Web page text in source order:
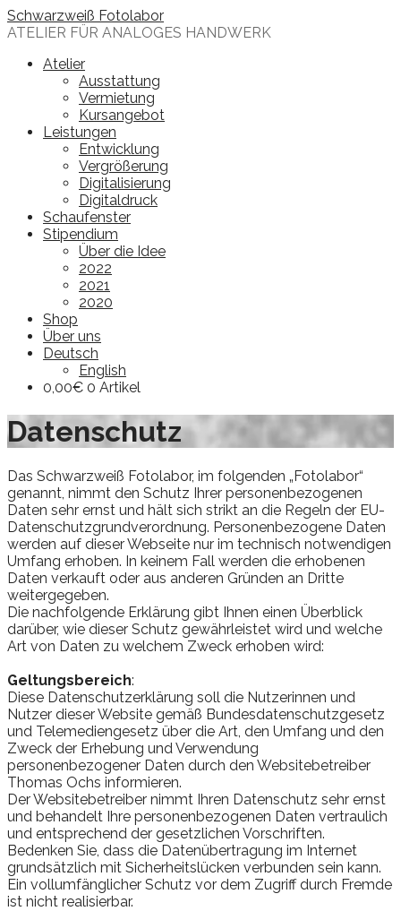
Skip
to
Schwarzweiß Fotolabor
ATELIER FÜR ANALOGES HANDWERK
Atelier
Ausstattung
Vermietung
Kursangebot
Leistungen
Entwicklung
Vergrößerung
Digitalisierung
Digitaldruck
Schaufenster
Stipendium
Über die Idee
2022
2021
2020
Shop
Über uns
Deutsch
English
0,00€ 0 Artikel
Datenschutz
Das Schwarzweiß Fotolabor, im folgenden „Fotolabor“
genannt, nimmt den Schutz Ihrer personenbezogenen
Daten sehr ernst und hält sich strikt an die Regeln der EU-
Datenschutzgrundverordnung. Personenbezogene Daten
werden auf dieser Webseite nur im technisch notwendigen
Umfang erhoben. In keinem Fall werden die erhobenen
Daten verkauft oder aus anderen Gründen an Dritte
weitergegeben.
Die nachfolgende Erklärung gibt Ihnen einen Überblick
darüber, wie dieser Schutz gewährleistet wird und welche
Art von Daten zu welchem Zweck erhoben wird:
Geltungsbereich:
Diese Datenschutzerklärung soll die Nutzerinnen und
Nutzer dieser Website gemäß Bundesdatenschutzgesetz
und Telemediengesetz über die Art, den Umfang und den
Zweck der Erhebung und Verwendung
personenbezogener Daten durch den Websitebetreiber
Thomas Ochs informieren.
Der Websitebetreiber nimmt Ihren Datenschutz sehr ernst
und behandelt Ihre personenbezogenen Daten vertraulich
und entsprechend der gesetzlichen Vorschriften.
Bedenken Sie, dass die Datenübertragung im Internet
grundsätzlich mit Sicherheitslücken verbunden sein kann.
Ein vollumfänglicher Schutz vor dem Zugriff durch Fremde
ist nicht realisierbar.